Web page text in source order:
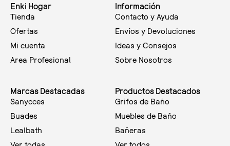
Enki Hogar
Tienda
Ofertas
Mi cuenta
Area Profesional
Información
Contacto y Ayuda
Envíos y Devoluciones
Ideas y Consejos
Sobre Nosotros
Marcas Destacadas
Sanycces
Buades
Lealbath
Productos Destacados
Grifos de Baño
Muebles de Baño
Bañeras